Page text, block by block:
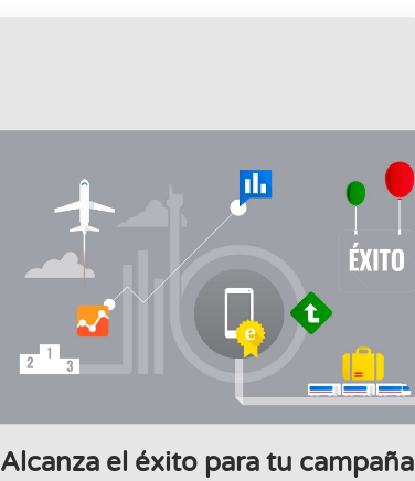
Alcanza el éxito para tu campaña